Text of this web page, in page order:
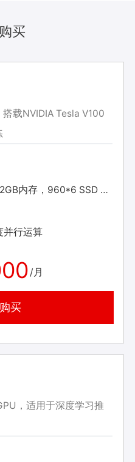
买
载NVIDIA Tesla V100
NVIDIA Tesla V100，512GB内存，960*6 SSD GB
并行运算
/月
买
，适用于深度学习推